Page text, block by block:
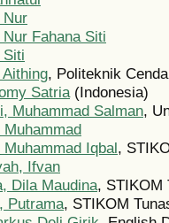
Fahana Siti
, Politeknik
Satria(Indonesia)
Muhammad Salman,
Iqbal,
Ifvan
Dila Maudina, STIKOM
Putrama, STIKOM